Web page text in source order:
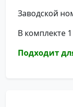
Заводской
В комплекте
Подходит